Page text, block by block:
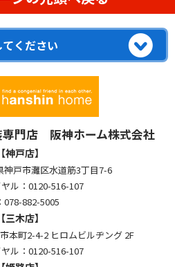
専門店 阪神ホーム株式会社
【神戸店】
神戸市灘区水道筋3丁目7-6
ル：0120-516-107
078-882-5005
【三木店】
本町2-4-2 ヒロムビルヂング 2F
ル：0120-516-107